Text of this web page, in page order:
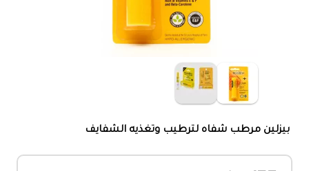
بيزلين مرطب شفاه لترطيب وتغذيه الشفايف